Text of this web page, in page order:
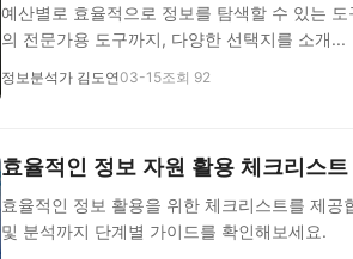
예산별로 효율적으로 정보를 탐색할 수 있는
의 전문가용 도구까지, 다양한 선택지를 소개...
정보분석가 김도연03-15조회 92
효율적인 정보 자원 활용 체크리스트
효율적인 정보 활용을 위한 체크리스트를 제공
및 분석까지 단계별 가이드를 확인해보세요.